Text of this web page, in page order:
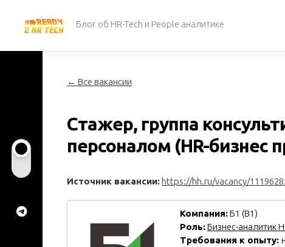
содержанию
Блог об HR-Tech и People аналитике
← Все вакансии
Стажер, группа
персоналом (HR-бизнес
Источник вакансии: https://hh.ru/vacancy/
Компания:Б1 (B1)
Роль:Бизнес-аналитик
Требования к опыту: